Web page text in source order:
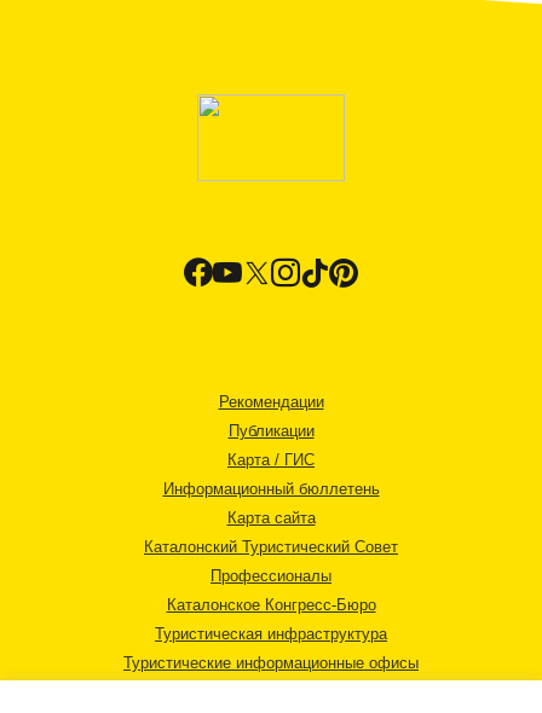
Рекомендации
Публикации
Карта / ГИС
Информационный бюллетень
Карта сайта
Каталонский Туристический Совет
Профессионалы
Каталонское Конгресс-Бюро
Туристическая инфраструктура
Туристические информационные офисы